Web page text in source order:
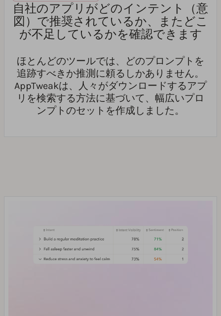
自社のアプリがどのインテント（意
図）で推奨されているか、またどこ
が不足しているかを確認できます
ほとんどのツールでは、どのプロンプトを
追跡すべきか推測に頼るしかありません。
AppTweakは、人々がダウンロードするアプ
リを検索する方法に基づいて、幅広いプロ
ンプトのセットを作成しました。